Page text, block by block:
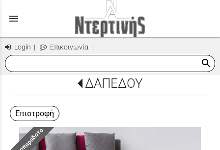
menu
Login | Επικοινωνία |
search
ΔΑΠΕΔΟΥ
Επιστροφή